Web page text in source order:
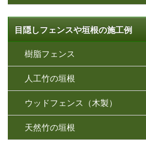
目隠しフェンスや垣根の施工例
樹脂フェンス
人工竹の垣根
ウッドフェンス（木製）
天然竹の垣根